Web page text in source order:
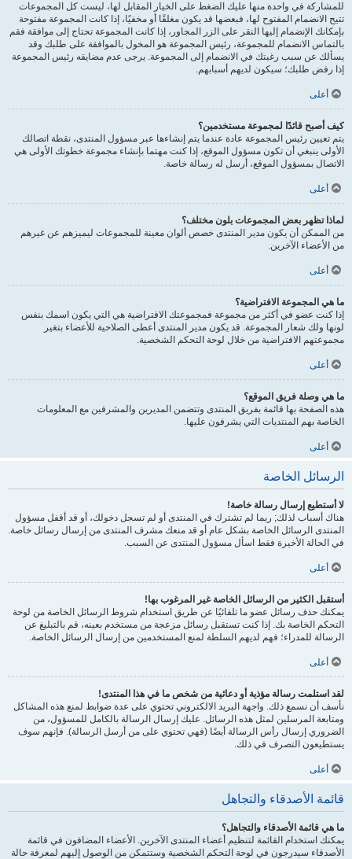
للمشاركة في واحدة منها عليك الضغط على الخيار المقابل لها، ليست كل المجموعات
تتيح الانضمام المفتوح لها، فبعضها قد يكون مغلقًا أو مخفيًا، إذا كانت المجموعة مفتوحة
بإمكانك الإنضمام إليها النقر على الزر المجاور، إذا كانت المجموعة تحتاج إلى موافقة فقم
بالتماس الانضمام للمجموعة، رئيس المجموعة هو المخول بالموافقة على طلبك وقد
يسألك عن سبب رغبتك في الانضمام إلى المجموعة. يرجى عدم مضايقه رئيس المجموعة
إذا رفض طلبك؛ سيكون لديهم أسبابهم.
أعلى
كيف أصبح قائدًا لمجموعة مستخدمين؟
يتم تعيين رئيس المجموعة عادة عندما يتم إنشاءها عبر مسؤول المنتدى، نقطة اتصالك
الأولى ينبغي أن تكون مسؤول الموقع، إذا كنت مهتما بإنشاء مجموعة خطوتك الأولى هي
الاتصال بمسؤول الموقع، أرسل له رسالة خاصة.
أعلى
لماذا تظهر بعض المجموعات بلون مختلف؟
من الممكن أن يكون مدير المنتدى خصص ألوان معينة للمجموعات ليميزهم عن غيرهم
من الأعضاء الآخرين.
أعلى
ما هي المجموعة الافتراضية؟
إذا كنت عضو في أكثر من مجموعة فمجموعتك الافتراضية هي التي يكون اسمك بنفس
لونها ولك شعار المجموعة. قد يكون مدير المنتدى أعطى الصلاحية للأعضاء بتغير
مجموعتهم الافتراضية من خلال لوحة التحكم الشخصية.
أعلى
ما هي وصلة فريق الموقع؟
هذه الصفحة بها قائمة بفريق المنتدى وتتضمن المديرين والمشرفين مع المعلومات
الخاصة بهم المنتديات التي يشرفون عليها.
أعلى
الرسائل الخاصة
لا أستطيع إرسال رسالة خاصة!
هناك أسباب لذلك; ربما لم تشترك في المنتدى أو لم تسجل دخولك، أو قد أقفل مسؤول
المنتدى الرسائل الخاصة بشكل عام أو قد منعك مشرف المنتدى من إرسال رسائل خاصة.
في الحالة الأخيرة فقط اسأل مسؤول المنتدى عن السبب.
أعلى
أستقبل الكثير من الرسائل الخاصة غير المرغوب بها!
يمكنك حذف رسائل عضو ما تلقائيًا عن طريق استخدام شروط الرسائل الخاصة من لوحة
التحكم الخاصة بك. إذا كنت تستقبل رسائل مزعجة من مستخدم بعينه، قم بالتبليغ عن
الرسالة للمدراء؛ فهم لديهم السلطة لمنع المستخدمين من إرسال الرسائل الخاصة.
أعلى
لقد استلمت رسالة مؤذية أو دعائية من شخص ما في هذا المنتدى!
نأسف أن نسمع ذلك. واجهة البريد الالكتروني تحتوي على عدة ضوابط لمنع هذه المشاكل
ومتابعة المرسلين لمثل هذه الرسائل. عليك إرسال الرسالة بالكامل للمسؤول، من
الضروري إرسال رأس الرسالة أيضًا (فهي تحتوي على من أرسل الرسالة). فإنهم سوف
يستطيعون التصرف في ذلك.
أعلى
قائمة الأصدقاء والتجاهل
ما هي قائمة الأصدقاء والتجاهل؟
يمكنك استخدام القائمة لتنظيم أعضاء المنتدى الآخرين. الأعضاء المضافون في قائمة
الأصدقاء سيدرجون في لوحة التحكم الشخصية وستتمكن من الوصول إليهم لمعرفة حالة